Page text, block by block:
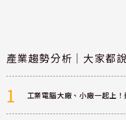
產業趨勢分析｜大家都
1 工業電腦大廠、小廠一起上